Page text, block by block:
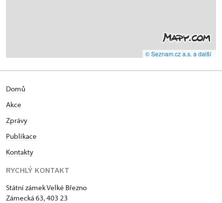
© Seznam.cz a.s. a další
Domů
Akce
Zprávy
Publikace
Kontakty
RYCHLÝ KONTAKT
Státní zámek Velké Březno
Zámecká 63, 403 23